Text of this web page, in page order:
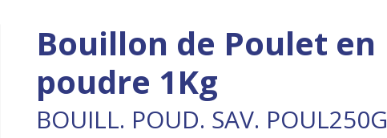
Bouillon de Poulet en
poudre 1Kg
BOUILL. POUD. SAV. POUL250G